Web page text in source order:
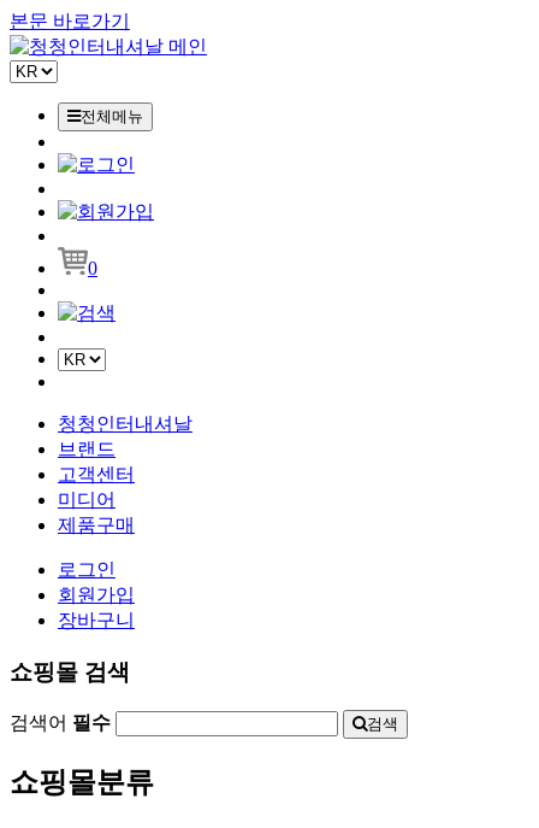
본문 바로가기
전체메뉴
0
청청인터내셔날
브랜드
고객센터
미디어
제품구매
로그인
회원가입
장바구니
쇼핑몰 검색
검색어 필수 검색
쇼핑몰분류